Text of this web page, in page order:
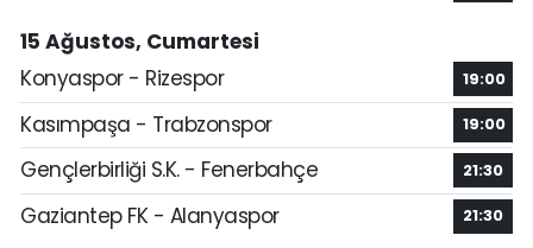
15 Ağustos, Cumartesi
Konyaspor - Rizespor
19:00
Kasımpaşa - Trabzonspor 19:00
Gençlerbirliği S.K. - Fenerbahçe 21:30
Gaziantep FK - Alanyaspor 21:30